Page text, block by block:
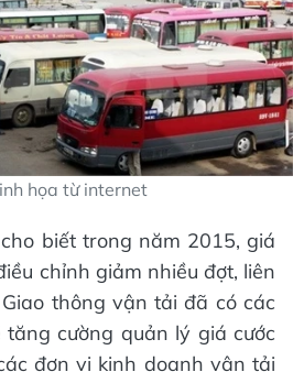
họa từ internet
biết trong năm 2015, giá
chỉnh giảm nhiều đợt, liên
thông vận tải đã có các
cường quản lý giá cước
đơn vị kinh doanh vận tải